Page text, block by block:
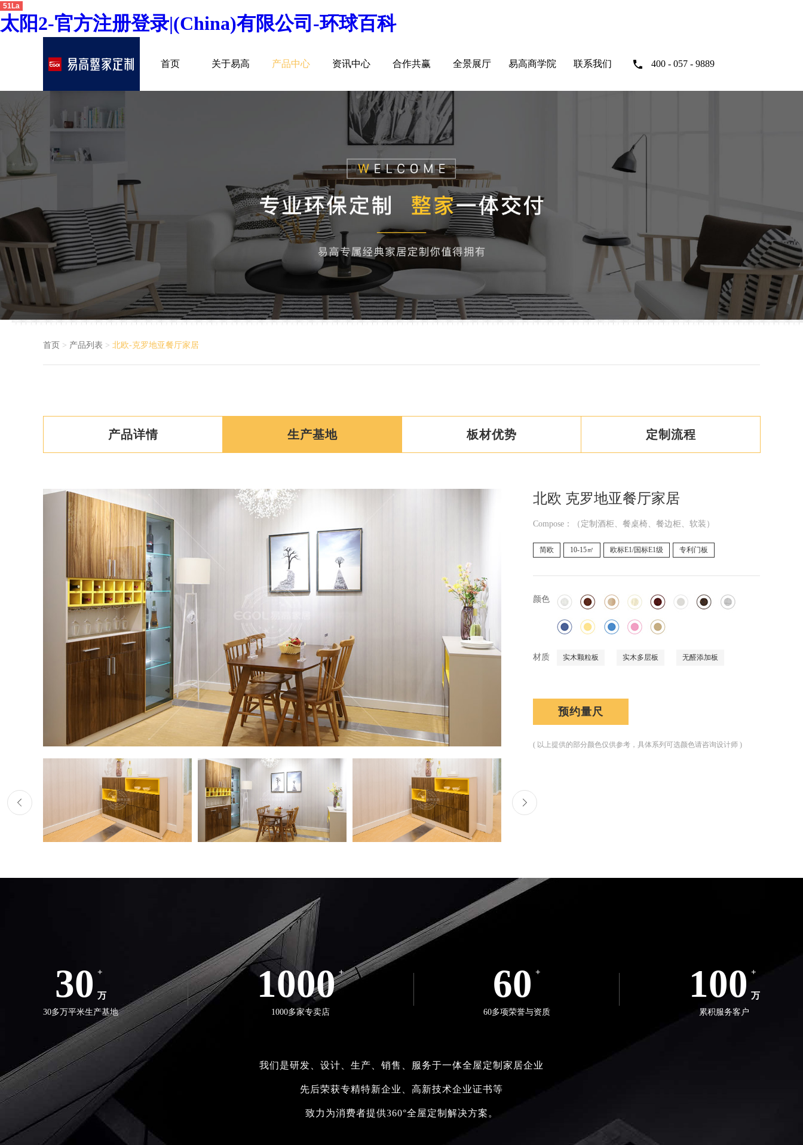
51La
太阳2-官方注册登录|(China)有限公司-环球百科
首页 关于易高 产品中心
餐厅空间 >
客厅空间 >
卧室空间
>
资讯中心
品牌资讯 >
行业资讯
合作共赢 全景展厅 易高商学院 联系我们 400 - 057 - 9889
首页 > 产品列表 > 北欧-克罗地亚餐厅家居
产品详情 生产基地 板材优势 定制流程
北欧 克罗地亚餐厅家居
Compose：（定制酒柜、餐桌椅、餐边柜、软装）
简欧 10-15㎡ 欧标E1/国标E1级 专利门板
颜色
材质 实木颗粒板 实木多层板 无醛添加板
预约量尺
( 以上提供的部分颜色仅供参考，具体系列可选颜色请咨询设计师 )
30 +
万
30多万平米生产基地
1000 +
1000多家专卖店
60 +
60多项荣誉与资质
100 +
万
累积服务客户
我们是研发、设计、生产、销售、服务于一体全屋定制家居企业
先后荣获专精特新企业、高新技术企业证书等
致力为消费者提供360°全屋定制解决方案。